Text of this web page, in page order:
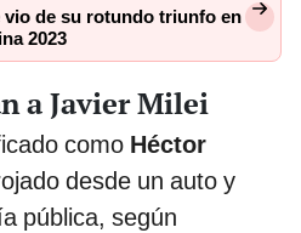
de su rotundo triunfo en
2023
a Javier Milei
como Héctor
desde un auto y
pública, según